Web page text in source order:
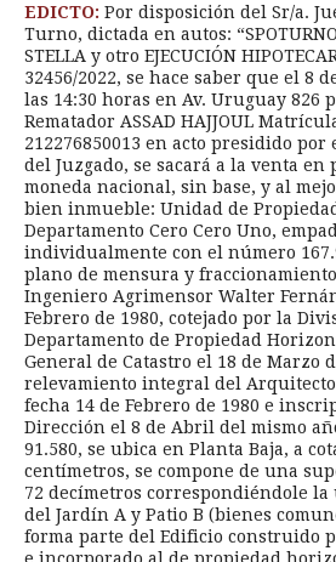
EDICTO: Por disposición del Sr/a.
Turno, dictada en autos:
STELLA y otro EJECUCIÓN
32456/2022, se hace saber que el 8
las 14:30 horas en Av. Uruguay 826
Rematador ASSAD HAJJOUL
212276850013 en acto presidido por
del Juzgado, se sacará a la venta en
moneda nacional, sin base, y al
bien inmueble: Unidad de
Departamento Cero Cero Uno,
individualmente con el número
plano de mensura y
Ingeniero Agrimensor Walter
Febrero de 1980, cotejado por la
Departamento de Propiedad
General de Catastro el 18 de Marzo
relevamiento integral del Arquitecto
fecha 14 de Febrero de 1980 e
Dirección el 8 de Abril del mismo
91.580, se ubica en Planta Baja, a
centímetros, se compone de una
72 decímetros correspondiéndole
del Jardín A y Patio B (bienes
forma parte del Edificio construido